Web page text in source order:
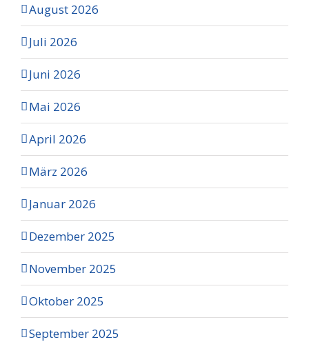
August 2026
Juli 2026
Juni 2026
Mai 2026
April 2026
März 2026
Januar 2026
Dezember 2025
November 2025
Oktober 2025
September 2025